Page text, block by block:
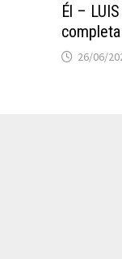
Él –
26/06/